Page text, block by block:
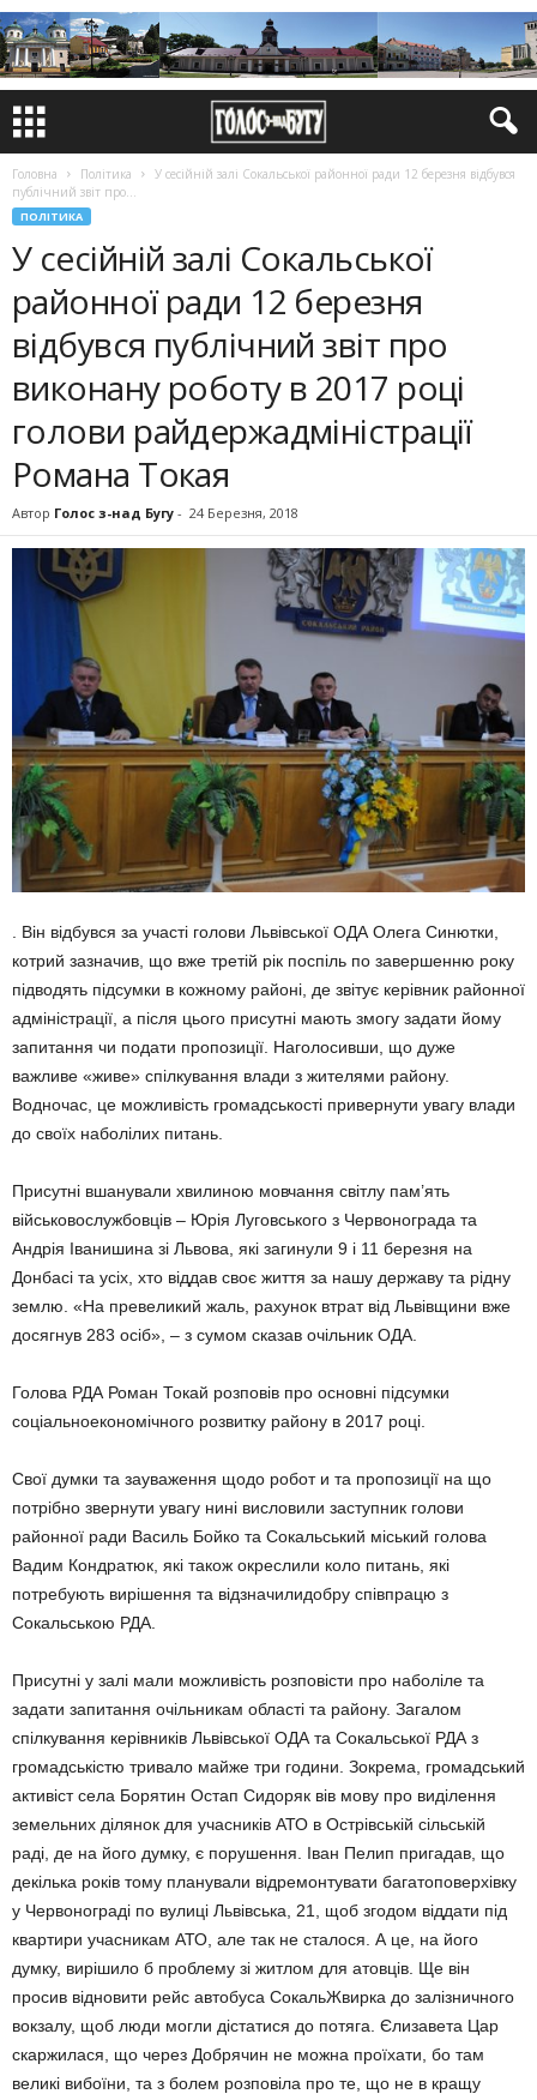
Головна Політика
У сесійній залі Сокальської районної ради 12 березня відбувся
публічний звіт про...
ПОЛІТИКА
У сесійній залі Сокальської
районної ради 12 березня
відбувся публічний звіт про
виконану роботу в 2017 році
голови райдержадміністрації
Романа Токая
Автор Голос з-над Бугу - 24 Березня, 2018
. Він відбувся за участі голови Львівської ОДА Олега Синютки,
котрий зазначив, що вже третій рік поспіль по завершенню року
підводять підсумки в кожному районі, де звітує керівник районної
адміністрації, а після цього присутні мають змогу задати йому
запитання чи подати пропозиції. Наголосивши, що дуже
важливе «живе» спілкування влади з жителями району.
Водночас, це можливість громадськості привернути увагу влади
до своїх наболілих питань.
Присутні вшанували хвилиною мовчання світлу пам’ять
військовослужбовців – Юрія Луговського з Червонограда та
Андрія Іванишина зі Львова, які загинули 9 і 11 березня на
Донбасі та усіх, хто віддав своє життя за нашу державу та рідну
землю. «На превеликий жаль, рахунок втрат від Львівщини вже
досягнув 283 осіб», – з сумом сказав очільник ОДА.
Голова РДА Роман Токай розповів про основні підсумки
соціальноекономічного розвитку району в 2017 році.
Свої думки та зауваження щодо робот и та пропозиції на що
потрібно звернути увагу нині висловили заступник голови
районної ради Василь Бойко та Сокальський міський голова
Вадим Кондратюк, які також окреслили коло питань, які
потребують вирішення та відзначилидобру співпрацю з
Сокальською РДА.
Присутні у залі мали можливість розповісти про наболіле та
задати запитання очільникам області та району. Загалом
спілкування керівників Львівської ОДА та Сокальської РДА з
громадськістю тривало майже три години. Зокрема, громадський
активіст села Борятин Остап Сидоряк вів мову про виділення
земельних ділянок для учасників АТО в Острівській сільській
раді, де на його думку, є порушення. Іван Пелип пригадав, що
декілька років тому планували відремонтувати багатоповерхівку
у Червонограді по вулиці Львівська, 21, щоб згодом віддати під
квартири учасникам АТО, але так не сталося. А це, на його
думку, вирішило б проблему зі житлом для атовців. Ще він
просив відновити рейс автобуса СокальЖвирка до залізничного
вокзалу, щоб люди могли дістатися до потяга. Єлизавета Цар
скаржилася, що через Добрячин не можна проїхати, бо там
великі вибоїни, та з болем розповіла про те, що не в кращу